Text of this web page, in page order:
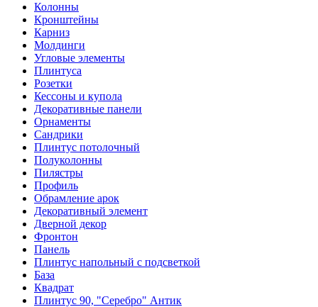
Колонны
Кронштейны
Карниз
Молдинги
Угловые элементы
Плинтуса
Розетки
Кессоны и купола
Декоративные панели
Орнаменты
Сандрики
Плинтус потолочный
Полуколонны
Пилястры
Профиль
Обрамление арок
Декоративный элемент
Дверной декор
Фронтон
Панель
Плинтус напольный с подсветкой
База
Квадрат
Плинтус 90, "Серебро" Антик